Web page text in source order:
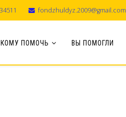
fondzhuldyz.2009@gmail.com
КОМУ ПОМОЧЬ ВЫ ПОМОГЛИ